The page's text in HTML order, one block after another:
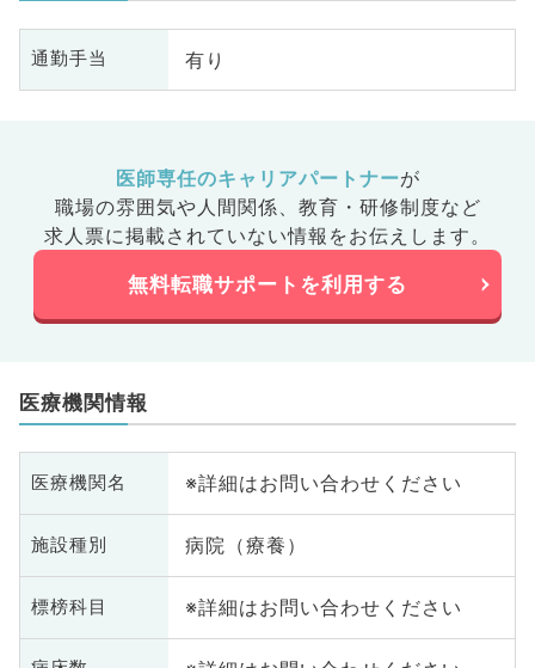
通勤手当 有り
医師専任のキャリアパートナーが
職場の雰囲気や人間関係、 教育・研修制度など
求人票に掲載されていない情報をお伝えします。
無料転職サポートを利用する
医療機関情報
医療機関名 ※詳細はお問い合わせください
施設種別 病院（療養）
標榜科目 ※詳細はお問い合わせください